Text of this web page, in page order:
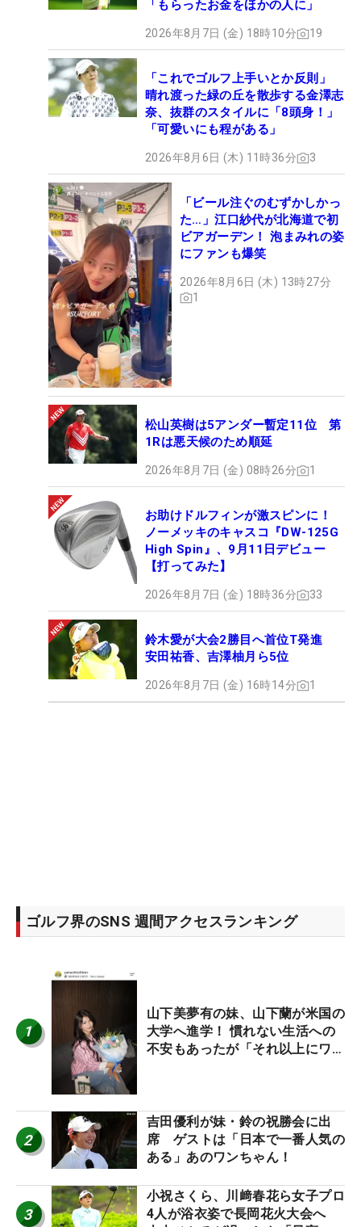
「もらったお金をほかの人に」
2026年8月7日 (金) 18時10分 19
「これでゴルフ上手いとか反則」
晴れ渡った緑の丘を散歩する金澤志
奈、抜群のスタイルに「8頭身！」
「可愛いにも程がある」
2026年8月6日 (木) 11時36分 3
「ビール注ぐのむずかしかっ
た…」江口紗代が北海道で初
ビアガーデン！ 泡まみれの姿
にファンも爆笑
2026年8月6日 (木) 13時27分
1
松山英樹は5アンダー暫定11位 第
1Rは悪天候のため順延
2026年8月7日 (金) 08時26分 1
お助けドルフィンが激スピンに！
ノーメッキのキャスコ『DW-125G
High Spin』、9月11日デビュー
【打ってみた】
2026年8月7日 (金) 18時36分 33
鈴木愛が大会2勝目へ首位T発進
安田祐香、吉澤柚月ら5位
2026年8月7日 (金) 16時14分 1
ゴルフ界のSNS 週間アクセスランキング
1
山下美夢有の妹、山下蘭が米国の
大学へ進学！ 慣れない生活への
不安もあったが「それ以上にワク
2
吉田優利が妹・鈴の祝勝会に出
席 ゲストは「日本で一番人気の
ある」あのワンちゃん！
3
小祝さくら、川﨑春花ら女子プロ
4人が浴衣姿で長岡花火大会へ